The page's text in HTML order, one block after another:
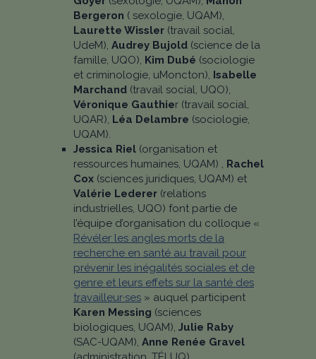
Bergeron ( sexologie, UQAM),
Laurette Wissler (travail social,
UdeM), Audrey Bujold (science de la
famille, UQO), Kim Dubé (sociologie
et criminologie, uMoncton), Isabelle
Marchand (travail social, UQO),
Véronique Gauthier (travail social,
UQAR), Léa Delambre (sociologie,
UQAM).
Jessica Riel (organisation et
ressources humaines, UQAM) , Rachel
Cox (sciences juridiques, UQAM) et
Valérie Lederer (relations
industrielles, UQO) font partie de
l’équipe d’organisation du colloque «
Révéler les angles morts de la
recherche en santé au travail pour
prévenir les inégalités sociales et de
genre et leurs effets sur la santé des
travailleur·ses » auquel participent
Karen Messing (sciences
biologiques, UQAM), Julie Raby
(SAC-UQAM), Anne Renée Gravel